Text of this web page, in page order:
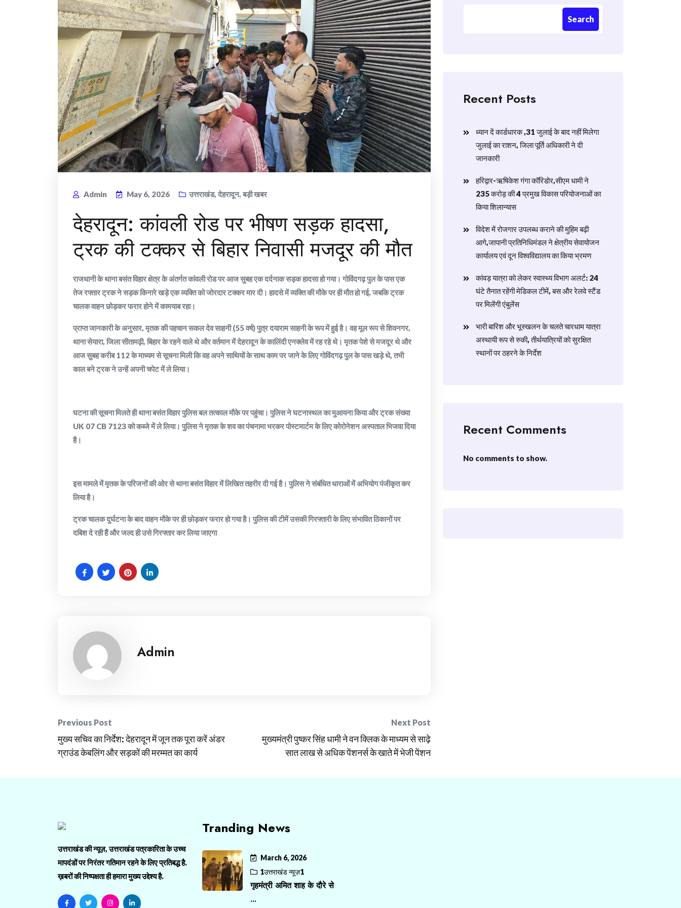
Admin May 6, 2026 उत्तराखंड, देहरादून, बड़ी खबर
देहरादून: कांवली रोड पर भीषण सड़क हादसा,
ट्रक की टक्कर से बिहार निवासी मजदूर की मौत
राजधानी के थाना बसंत विहार क्षेत्र के अंतर्गत कांवली रोड पर आज सुबह एक दर्दनाक सड़क हादसा हो गया। गोविंदगढ़ पुल के पास एक
तेज रफ्तार ट्रक ने सड़क किनारे खड़े एक व्यक्ति को जोरदार टक्कर मार दी। हादसे में व्यक्ति की मौके पर ही मौत हो गई, जबकि ट्रक
चालक वाहन छोड़कर फरार होने में कामयाब रहा।
​​प्राप्त जानकारी के अनुसार, मृतक की पहचान सकल देव साहनी (55 वर्ष) पुत्र दयाराम साहनी के रूप में हुई है। वह मूल रूप से शिवनगर,
थाना सेयारा, जिला सीतामढ़ी, बिहार के रहने वाले थे और वर्तमान में देहरादून के कालिंदी एनक्लेव में रह रहे थे। मृतक पेशे से मजदूर थे और
आज सुबह करीब 112 के माध्यम से सूचना मिली कि वह अपने साथियों के साथ काम पर जाने के लिए गोविंदगढ़ पुल के पास खड़े थे, तभी
काल बने ट्रक ने उन्हें अपनी चपेट में ले लिया।
​घटना की सूचना मिलते ही थाना बसंत विहार पुलिस बल तत्काल मौके पर पहुंचा। पुलिस ने घटनास्थल का मुआयना किया और ट्रक संख्या
UK 07 CB 7123 को कब्जे में ले लिया। पुलिस ने मृतक के शव का पंचनामा भरकर पोस्टमार्टम के लिए कोरोनेशन अस्पताल भिजवा दिया
है।
​इस मामले में मृतक के परिजनों की ओर से थाना बसंत विहार में लिखित तहरीर दी गई है। पुलिस ने संबंधित धाराओं में अभियोग पंजीकृत कर
लिया है।
​ट्रक चालक दुर्घटना के बाद वाहन मौके पर ही छोड़कर फरार हो गया है। पुलिस की टीमें उसकी गिरफ्तारी के लिए संभावित ठिकानों पर
दबिश दे रही हैं और जल्द ही उसे गिरफ्तार कर लिया जाएगा
Admin
Post
navigation
Previous Post
मुख्य सचिव का निर्देश: देहरादून में जून तक पूरा करें अंडर
ग्राउंड केबलिंग और सड़कों की मरम्मत का कार्य
Next Post
मुख्यमंत्री पुष्कर सिंह धामी ने वन क्लिक के माध्यम से साढ़े
सात लाख से अधिक पेंशनर्स के खाते में भेजी पेंशन
Search
Recent Posts
ध्यान दें कार्डधारक ,31 जुलाई के बाद नहीं मिलेगा
जुलाई का राशन, जिला पूर्ति अधिकारी ने दी
जानकारी
हरिद्वार-ऋषिकेश गंगा कॉरिडोर,सीएम धामी ने
235 करोड़ की 4 प्रमुख विकास परियोजनाओं का
किया शिलान्यास
विदेश में रोजगार उपलब्ध कराने की मुहिम बढ़ी
आगे,जापानी प्रतिनिधिमंडल ने क्षेत्रीय सेवायोजन
कार्यालय एवं दून विश्वविद्यालय का किया भ्रमण
​कांवड़ यात्रा को लेकर स्वास्थ्य विभाग अलर्ट: 24
घंटे तैनात रहेंगी मेडिकल टीमें, बस और रेलवे स्टैंड
पर मिलेंगी एंबुलेंस
​भारी बारिश और भूस्खलन के चलते चारधाम यात्रा
अस्थायी रूप से रुकी, तीर्थयात्रियों को सुरक्षित
स्थानों पर ठहरने के निर्देश
Recent Comments
No comments to show.
उत्तराखंड की न्यूज़, उत्तराखंड पत्रकारिता के उच्च
मापदंडों पर निरंतर गतिमान रहने के लिए प्रतिबद्ध है.
ख़बरों की निष्पक्षता ही हमारा मुख्य उद्देश्य है.
Tranding News
March 6, 2026
1उत्तराखंड न्यूज़1
गृहमंत्री अमित शाह के दौरे से
...